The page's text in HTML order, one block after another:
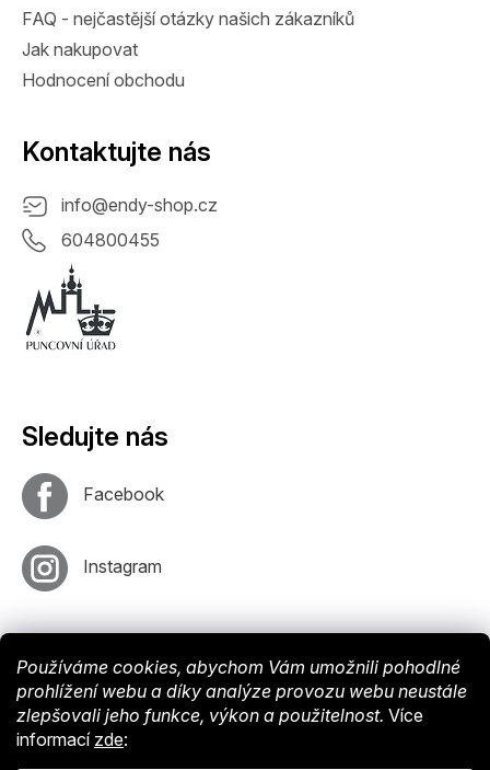
Používáme cookies, abychom Vám umožnili pohodlné
prohlížení webu a díky analýze provozu webu neustále
zlepšovali jeho funkce, výkon a použitelnost. Více
informací zde:
FAQ - nejčastější otázky našich zákazníků
Jak nakupovat
Hodnocení obchodu
Kontaktujte nás
info@endy-shop.cz
604800455
Sledujte nás
Facebook
Instagram